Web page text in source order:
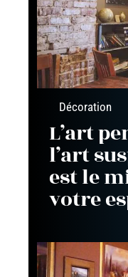
Décoration
L’art
l’art
est le
votre